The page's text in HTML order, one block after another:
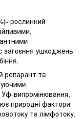
рослинний
загоєння ушкоджень
репарант та
Уф-випромінювання,
природні фактори
та лімфотоку.